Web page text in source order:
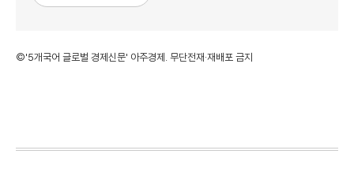
©'5개국어 글로벌 경제신문' 아주경제. 무단전재·재배포 금지